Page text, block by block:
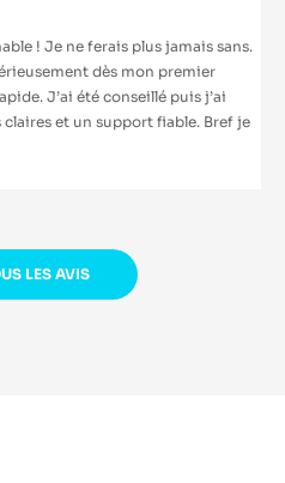
! Je ne ferais plus jamais sans.
dès mon premier
J’ai été conseillé puis j’ai
et un support fiable. Bref je
LES AVIS